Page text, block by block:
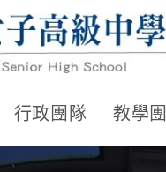
行政團隊 教學